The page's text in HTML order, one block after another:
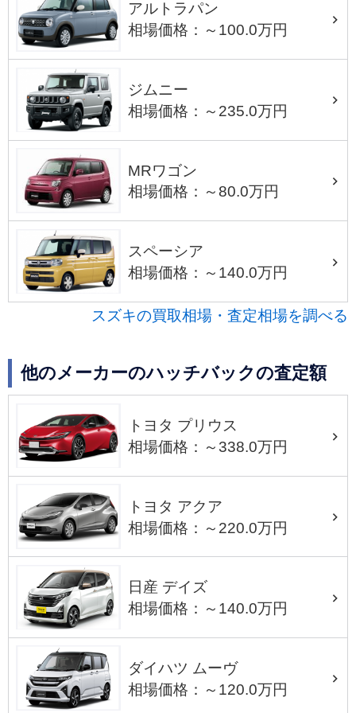
アルトラパン
相場価格：～100.0万円
ジムニー
相場価格：～235.0万円
MRワゴン
相場価格：～80.0万円
スペーシア
相場価格：～140.0万円
スズキの買取相場・査定相場を調べる
他のメーカーのハッチバックの査定額
トヨタ プリウス
相場価格：～338.0万円
トヨタ アクア
相場価格：～220.0万円
日産 デイズ
相場価格：～140.0万円
ダイハツ ムーヴ
相場価格：～120.0万円